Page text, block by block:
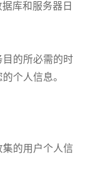
库和服务器日
的所必需的时
个人信息。
的用户个人信